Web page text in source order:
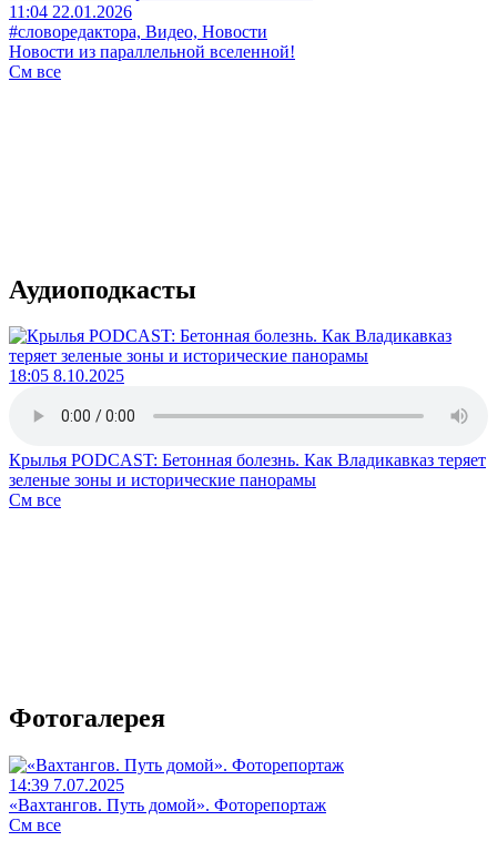
11:04 22.01.2026
#словоредактора, Видео, Новости
Новости из параллельной вселенной!
См все
Аудиоподкасты
18:05 8.10.2025
Крылья PODCAST: Бетонная болезнь. Как Владикавказ теряет
зеленые зоны и исторические панорамы
См все
Фотогалерея
14:39 7.07.2025
«Вахтангов. Путь домой». Фоторепортаж
См все